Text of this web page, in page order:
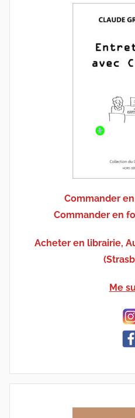
Commander
Commander en
Acheter en librairie,
Me